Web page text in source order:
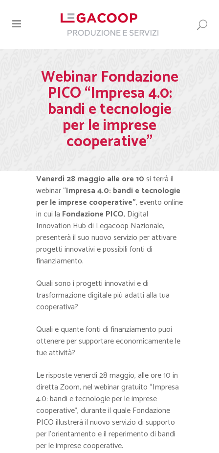
Webinar Fondazione
PICO “Impresa 4.0:
bandi e tecnologie
per le imprese
cooperative”
Venerdì 28 maggio alle ore 10si terrà il
webinar “Impresa 4.0: bandi e tecnologie
per le imprese cooperative”, evento online
in cui la Fondazione PICO, Digital
Innovation Hub di Legacoop Nazionale,
presenterà il suo nuovo servizio per attivare
progetti innovativi e possibili fonti di
finanziamento.
Quali sono i progetti innovativi e di
trasformazione digitale più adatti alla tua
cooperativa?
Quali e quante fonti di finanziamento puoi
ottenere per supportare economicamente le
tue attività?
Le risposte venerdì 28 maggio, alle ore 10 in
diretta Zoom, nel webinar gratuito “Impresa
4.0: bandi e tecnologie per le imprese
cooperative”, durante il quale Fondazione
PICO illustrerà il nuovo servizio di supporto
per l’orientamento e il reperimento di bandi
per le imprese cooperative.